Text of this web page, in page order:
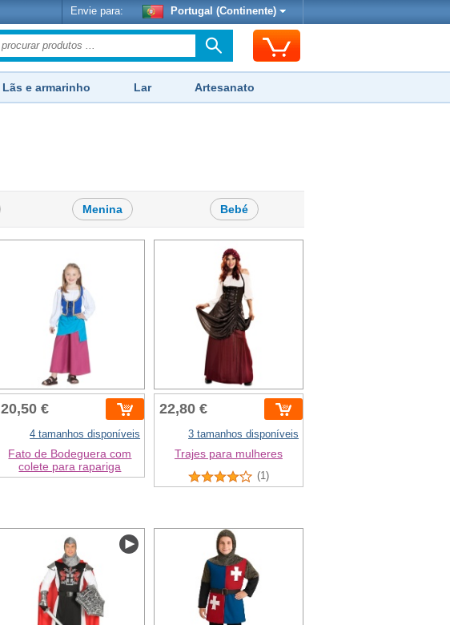
Envie para: Portugal (Continente)
Lãs e armarinho Lar Artesanato
Menina Bebé
20,50 €
4 tamanhos disponíveis
Fato de Bodeguera com
colete para rapariga
22,80 €
3 tamanhos disponíveis
Trajes para mulheres
(1)